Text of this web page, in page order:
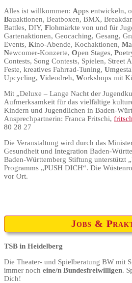
Alles ist willkommen: Apps entwickeln,
Bauaktionen, Beatboxen, BMX,
Battles, DIY, Flohmärkte von und für
Gartenaktionen, Geocaching, Gesang,
Events, Kino-Abende, Kochaktionen, M
Newcomer-Konzerte, Open Stages, P
Contests, Song Contests, Spielen, Street
Feste, kreatives Fahrrad-Tuning, U
Upcycling, Videodreh, Workshops mit
Mit „Deluxe – Lange Nacht der
Aufmerksamkeit für das vielfältige
Kindern und Jugendlichen in Baden-
Ansprechpartnerin: Franca Fritschi,
80 28 27
Die Veranstaltung wird durch das
Gesundheit und Integration Baden-
Baden-Württemberg Stiftung unterstützt
Programms „PUSH DICH“. Die
vor Ort.
Jobs &
TSB in Heidelberg
Die Theater- und Spielberatung BW mit
immer noch eine/n Bundesfreiwilligen.
Dich!